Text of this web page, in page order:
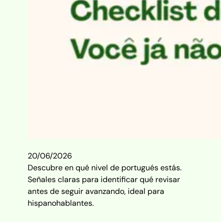
20/06/2026
Descubre en qué nivel de portugués estás.
Señales claras para identificar qué revisar
antes de seguir avanzando, ideal para
hispanohablantes.